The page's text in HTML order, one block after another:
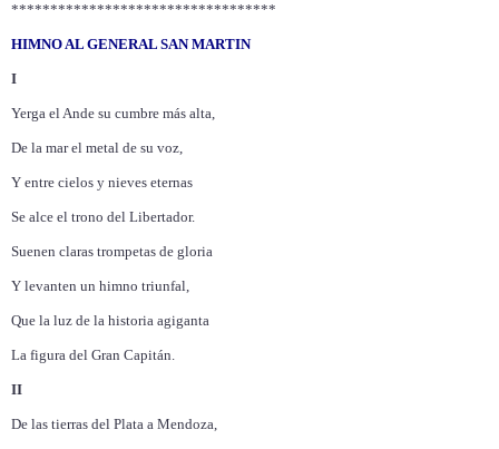
**********************************
HIMNO AL GENERAL SAN MARTIN
I
Yerga el Ande su cumbre más alta,
De la mar el metal de su voz,
Y entre cielos y nieves eternas
Se alce el trono del Libertador.
Suenen claras trompetas de gloria
Y levanten un himno triunfal,
Que la luz de la historia agiganta
La figura del Gran Capitán.
II
De las tierras del Plata a Mendoza,